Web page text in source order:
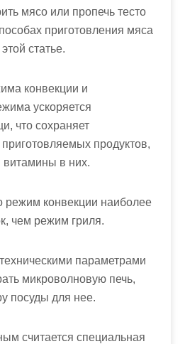
мясо или пропечь тесто
приготовления мяса
статье.
конвекции и
ускоряется
что сохраняет
продуктов,
витамины в них.
режим конвекции наиболее
чем режим гриля.
параметрами
микроволновую печь,
посуды для нее.
считается специальная